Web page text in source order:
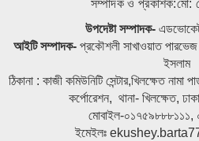
বেবিচক : গেট কেলেংকারির পর এবার
এখনও বহাল : এমটির ফোরম্যান ভুইয়া
চালক : মাসুদ-লিসা আউট: সাবেক
থার্ড টার্মিনালে যুক্ত হচ্ছে এলিভেটেড
আশিয়ান সিটি এমডির কান্ড: মধ্যযুগীয়
চৌধুরীকে নির্যাতন: থানায় মামলা:
হযরত শাহজালাল আন্তর্জাতিক
সম্পাদক ও প্রকাশক:মো:
উপদেষ্টা সম্পাদক-
আইটি সম্পাদক-প্রকৌশলী সাখাওয়াত পারভেজ
ইসলাম
ঠিকানা : কাজী কমিউনিটি সেন্টার,খিলক্ষেত
কর্পোরেশন, থানা- খিলক্ষেত,
মোবাইল-
ইমেইলঃ